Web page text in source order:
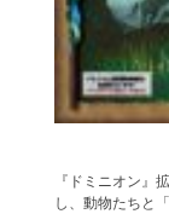
『ドミニオン』
し、動物たちと